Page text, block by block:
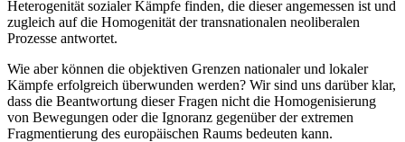
Heterogenität sozialer Kämpfe finden, die dieser angemessen ist und
zugleich auf die Homogenität der transnationalen neoliberalen
Prozesse antwortet.
Wie aber können die objektiven Grenzen nationaler und lokaler
Kämpfe erfolgreich überwunden werden? Wir sind uns darüber klar,
dass die Beantwortung dieser Fragen nicht die Homogenisierung
von Bewegungen oder die Ignoranz gegenüber der extremen
Fragmentierung des europäischen Raums bedeuten kann.